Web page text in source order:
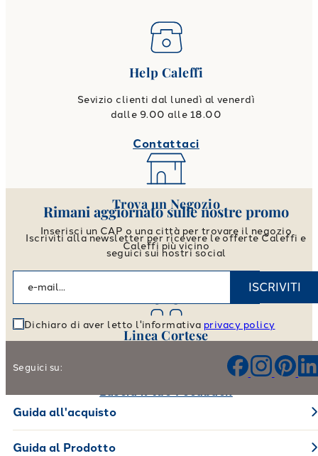
Help Caleffi
Sevizio clienti dal lunedì al venerdì
dalle 9.00 alle 18.00
Contattaci
Trova un Negozio
Inserisci un CAP o una città per trovare il negozio
Caleffi più vicino
Vai allo store locator
Linea Cortese
Aiutaci a migliorare i nostri prodotti e il nostro servizio
Rimani aggiornato sulle nostre promo
Iscriviti alla newsletter per ricevere le offerte Caleffi e
seguici sui nostri social
ISCRIVITI
Dichiaro di aver letto l'informativa privacy policy
Seguici su:
Guida all'acquisto
Guida al Prodotto